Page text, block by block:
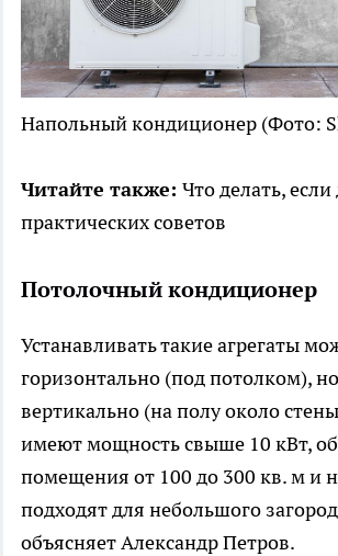
Напольный кондиционер (Фото:
Читайте также: Что делать,
практических советов
Потолочный кондиционер
Устанавливать такие агрегаты
горизонтально (под потолком),
вертикально (на полу около
имеют мощность свыше 10 кВт,
помещения от 100 до 300 кв. м и
подходят для небольшого
объясняет Александр Петров.